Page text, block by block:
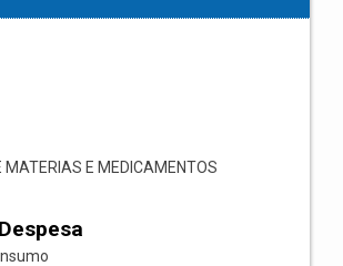
MATERIAS E MEDICAMENTOS